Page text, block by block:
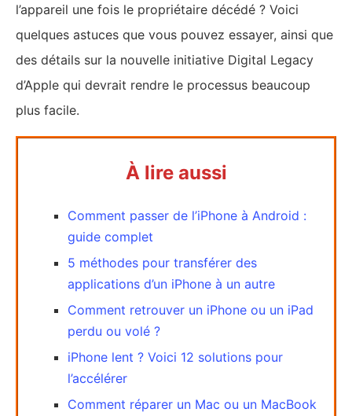
l’appareil une fois le propriétaire décédé ? Voici
quelques astuces que vous pouvez essayer, ainsi que
des détails sur la nouvelle initiative Digital Legacy
d’Apple qui devrait rendre le processus beaucoup
plus facile.
À lire aussi
Comment passer de l’iPhone à Android :
guide complet
5 méthodes pour transférer des
applications d’un iPhone à un autre
Comment retrouver un iPhone ou un iPad
perdu ou volé ?
iPhone lent ? Voici 12 solutions pour
l’accélérer
Comment réparer un Mac ou un MacBook